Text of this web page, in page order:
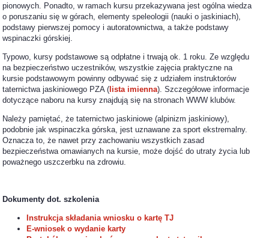
pionowych. Ponadto, w ramach kursu przekazywana jest ogólna wiedza
o poruszaniu się w górach, elementy speleologii (nauki o jaskiniach),
podstawy pierwszej pomocy i autoratownictwa, a także podstawy
wspinaczki górskiej.
Typowo, kursy podstawowe są odpłatne i trwają ok. 1 roku. Ze względu
na bezpieczeństwo uczestników, wszystkie zajęcia praktyczne na
kursie podstawowym powinny odbywać się z udziałem instruktorów
taternictwa jaskiniowego PZA (lista imienna). Szczegółowe informacje
dotyczące naboru na kursy znajdują się na stronach WWW klubów.
Należy pamiętać, że taternictwo jaskiniowe (alpinizm jaskiniowy),
podobnie jak wspinaczka górska, jest uznawane za sport ekstremalny.
Oznacza to, że nawet przy zachowaniu wszystkich zasad
bezpieczeństwa omawianych na kursie, może dojść do utraty życia lub
poważnego uszczerbku na zdrowiu.
Dokumenty dot. szkolenia
Instrukcja składania wniosku o kartę TJ
E-wniosek o wydanie karty